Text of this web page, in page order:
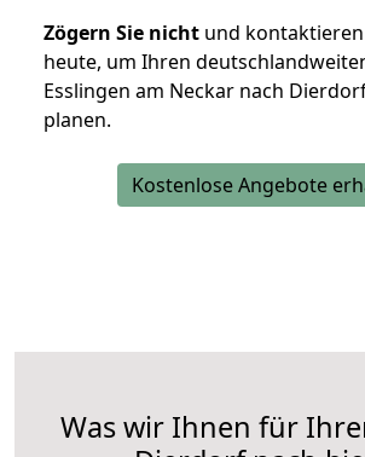
Zögern Sie nicht und
heute, um Ihren
Esslingen am Neckar nach
planen.
Kostenlose Angebote
Was wir Ihnen für